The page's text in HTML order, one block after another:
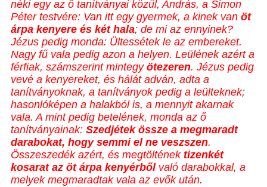
néki egy az ő tanítványai közül, András, a Simon
Péter testvére: Van itt egy gyermek, a kinek van öt
árpa kenyere és két hala; de mi az ennyinek?
Jézus pedig monda: Ültessétek le az embereket.
Nagy fű vala pedig azon a helyen. Leülének azért a
férfiak, számszerint mintegy ötezeren. Jézus pedig
vevé a kenyereket, és hálát adván, adta a
tanítványoknak, a tanítványok pedig a leülteknek;
hasonlóképen a halakból is, a mennyit akarnak
vala. A mint pedig betelének, monda az ő
tanítványainak: Szedjétek össze a megmaradt
darabokat, hogy semmi el ne veszszen.
Összeszedék azért, és megtöltének tizenkét
kosarat az öt árpa kenyérbőlvaló darabokkal, a
melyek megmaradtak vala az evők után.